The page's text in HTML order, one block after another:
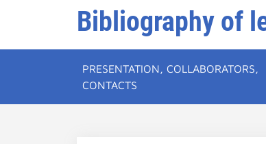
Bibliography of
PRESENTATION, COLLABORATORS,
CONTACTS